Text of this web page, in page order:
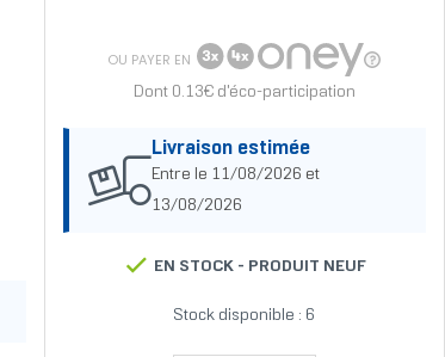
OU PAYER EN
Dont 0.13€ d'éco-participation
Livraison estimée
Entre le 11/08/2026 et
13/08/2026
EN STOCK - PRODUIT NEUF
Stock disponible : 6